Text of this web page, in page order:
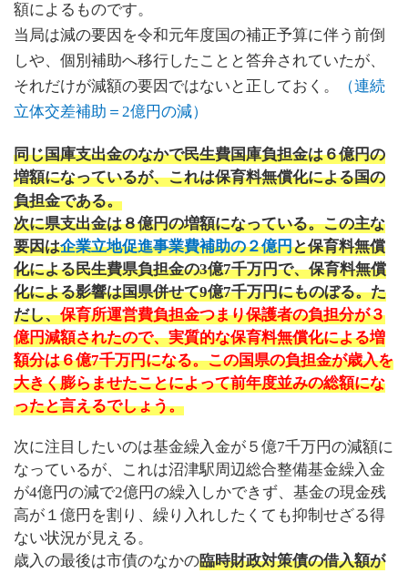
額によるものです。
当局は減の要因を令和元年度国の補正予算に伴う前倒
しや、個別補助へ移行したことと答弁されていたが、
それだけが減額の要因ではないと正しておく。
（連続
立体交差補助＝ 2億円の減）
同じ国庫支出金のなかで民生費国庫負担金は６億円の
増額になっているが、これは保育料無償化による国の
負担金である。
次に県支出金は８億円の増額になっている。この主な
要因は企業立地促進事業費補助の２億円と保育料無償
化による民生費県負担金の3億7千万円で、保育料無償
化による影響は国県併せて9億7千万円にものぼる。た
だし、保育所運営費負担金つまり保護者の負担分が３
億円減額されたので、実質的な保育料無償化による増
額分は６億7千万円になる。この国県の負担金が歳入を
大きく膨らませたことによって前年度並みの総額にな
ったと言えるでしょう。
次に注目したいのは基金繰入金が５億7千万円の減額に
なっているが、これは沼津駅周辺総合整備基金繰入金
が4億円の減で2億円の繰入しかできず、基金の現金残
高が１億円を割り、繰り入れしたくても抑制せざる得
ない状況が見える。
歳入の最後は市債のなかの臨時財政対策債の借入額が